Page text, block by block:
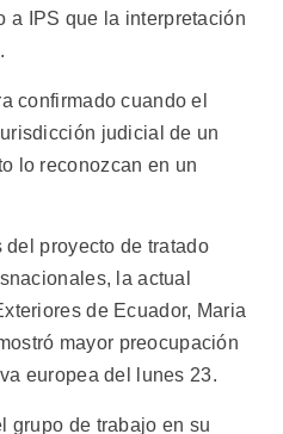
a IPS que la interpretación
confirmado cuando el
judicial de un
lo reconozcan en un
del proyecto de tratado
la actual
de Ecuador, Maria
mayor preocupación
europea del lunes 23.
grupo de trabajo en su